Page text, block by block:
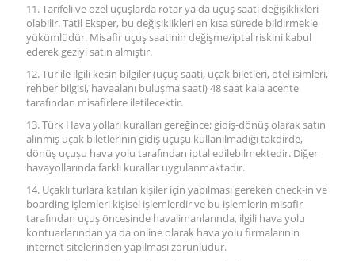
11. Tarifeli ve özel uçuşlarda rötar ya da uçuş saati değişiklikleri
olabilir. Tatil Eksper, bu değişiklikleri en kısa sürede bildirmekle
yükümlüdür. Misafir uçuş saatinin değişme/iptal riskini kabul
ederek geziyi satın almıştır.
12. Tur ile ilgili kesin bilgiler (uçuş saati, uçak biletleri, otel isimleri,
rehber bilgisi, havaalanı buluşma saati) 48 saat kala acente
tarafından misafirlere iletilecektir.
13. Türk Hava yolları kuralları gereğince; gidiş-dönüş olarak satın
alınmış uçak biletlerinin gidiş uçuşu kullanılmadığı takdirde,
dönüş uçuşu hava yolu tarafından iptal edilebilmektedir. Diğer
havayollarında farklı kurallar uygulanmaktadır.
14. Uçaklı turlara katılan kişiler için yapılması gereken check-in ve
boarding işlemleri kişisel işlemlerdir ve bu işlemlerin misafir
tarafından uçuş öncesinde havalimanlarında, ilgili hava yolu
kontuarlarından ya da online olarak hava yolu firmalarının
internet sitelerinden yapılması zorunludur.